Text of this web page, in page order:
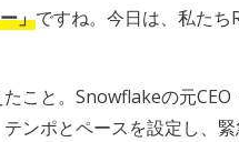
」ですね。今日は、私た
こと。Snowflakeの元
ンポとペースを設定し、